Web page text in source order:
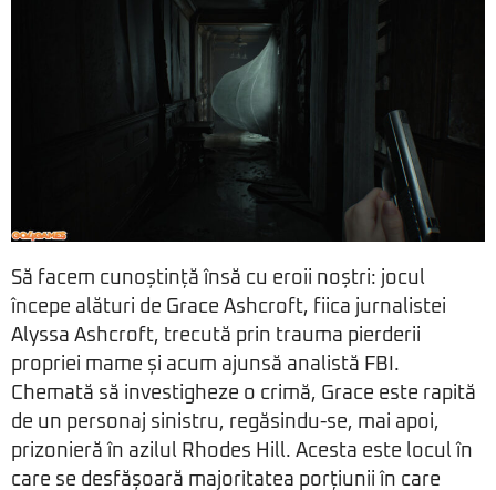
Să facem cunoștință însă cu eroii noștri: jocul
începe alături de Grace Ashcroft, fiica jurnalistei
Alyssa Ashcroft, trecută prin trauma pierderii
propriei mame și acum ajunsă analistă FBI.
Chemată să investigheze o crimă, Grace este rapită
de un personaj sinistru, regăsindu-se, mai apoi,
prizonieră în azilul Rhodes Hill. Acesta este locul în
care se desfășoară majoritatea porțiunii în care